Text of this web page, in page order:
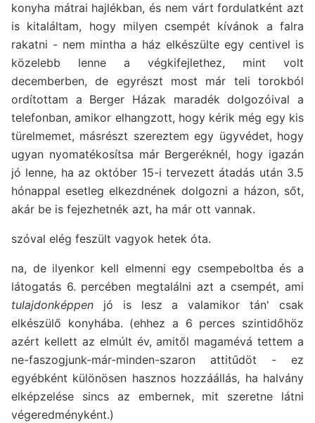
konyha mátrai hajlékban, és nem várt fordulatként azt
is kitaláltam, hogy milyen csempét kívánok a falra
rakatni - nem mintha a ház elkészülte egy centivel is
közelebb lenne a végkifejlethez, mint volt
decemberben, de egyrészt most már teli torokból
ordítottam a Berger Házak maradék dolgozóival a
telefonban, amikor elhangzott, hogy kérik még egy kis
türelmemet, másrészt szereztem egy ügyvédet, hogy
ugyan nyomatékosítsa már Bergeréknél, hogy igazán
jó lenne, ha az október 15-i tervezett átadás után 3.5
hónappal esetleg elkezdnének dolgozni a házon, sőt,
akár be is fejezhetnék azt, ha már ott vannak.
szóval elég feszült vagyok hetek óta.
na, de ilyenkor kell elmenni egy csempeboltba és a
látogatás 6. percében megtalálni azt a csempét, ami
tulajdonképpen jó is lesz a valamikor tán' csak
elkészülő konyhába. (ehhez a 6 perces szintidőhöz
azért kellett az elmúlt év, amitől magamévá tettem a
ne-faszogjunk-már-minden-szaron attitűdöt - ez
egyébként különösen hasznos hozzáállás, ha halvány
elképzelése sincs az embernek, mit szeretne látni
végeredményként.)